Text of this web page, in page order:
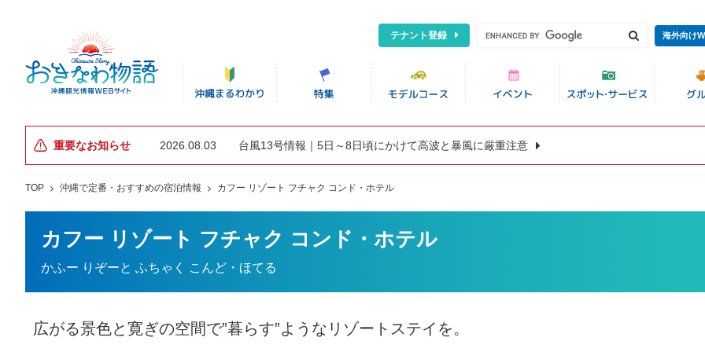
テナント登録 海外向け
重要なお知らせ 2026.08.03 台風13号情報｜5日～8日頃にかけて高波と暴風に厳重注意
TOP 沖縄で定番・おすすめの宿泊情報 カフー リゾート フチャク コンド・ホテル
カフー リゾート フチャク コンド・ホテル
かふー りぞーと ふちゃく こんど・ほてる
広がる景色と寛ぎの空間で”暮らす”ようなリゾートステイを。